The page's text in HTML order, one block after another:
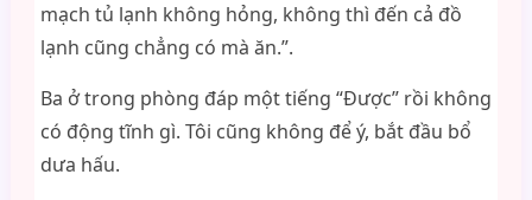
mạch tủ lạnh không hỏng, không thì đến cả đồ
lạnh cũng chẳng có mà ăn.”.
Ba ở trong phòng đáp một tiếng “Được” rồi không
có động tĩnh gì. Tôi cũng không để ý, bắt đầu bổ
dưa hấu.